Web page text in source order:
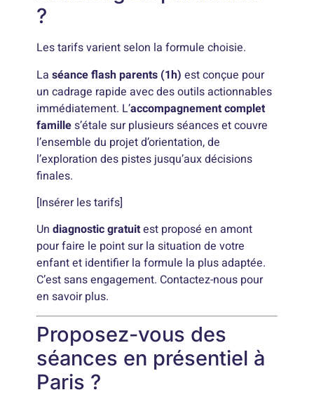
?
Les tarifs varient selon la formule choisie.
Laséance flash parents (1h) est conçue pour
un cadrage rapide avec des outils actionnables
immédiatement. L’accompagnement complet
familles’étale sur plusieurs séances et couvre
l’ensemble du projet d’orientation, de
l’exploration des pistes jusqu’aux décisions
finales.
[Insérer les tarifs]
Undiagnostic gratuitest proposé en amont
pour faire le point sur la situation de votre
enfant et identifier la formule la plus adaptée.
C’est sans engagement. Contactez-nous pour
en savoir plus.
Proposez-vous des
séances en présentiel à
Paris ?